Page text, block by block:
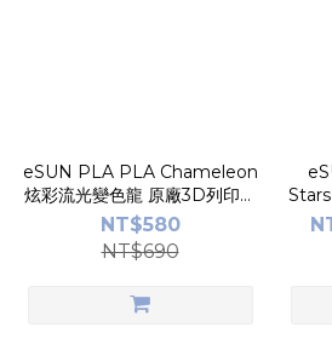
eSUN PLA PLA Chameleon
炫彩流光變色龍 原廠3D列印線
材
NT$580
NT$690
Stars